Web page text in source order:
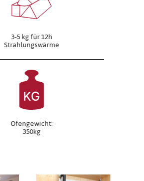
3-5 kg für 12h
Strahlungswärme
Ofengewicht:
350kg